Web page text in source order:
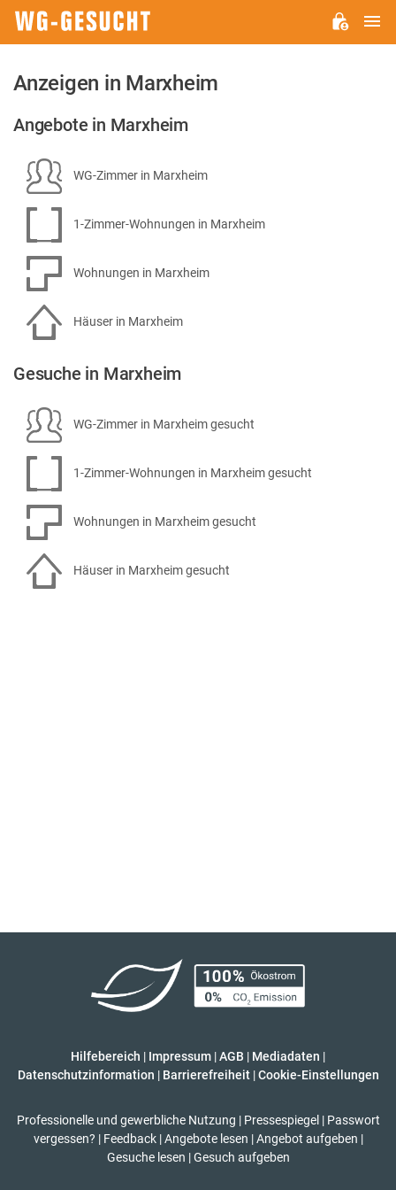
Anzeigen in Marxheim
Angebote in Marxheim
WG-Zimmer in Marxheim
1-Zimmer-Wohnungen in Marxheim
Wohnungen in Marxheim
Häuser in Marxheim
Gesuche in Marxheim
WG-Zimmer in Marxheim gesucht
1-Zimmer-Wohnungen in Marxheim gesucht
Wohnungen in Marxheim gesucht
Häuser in Marxheim gesucht
Hilfebereich | Impressum |AGB | Mediadaten |
Datenschutzinformation | Barrierefreiheit | Cookie-Einstellungen
Professionelle und gewerbliche Nutzung | Pressespiegel | Passwort
vergessen? | Feedback | Angebote lesen | Angebot aufgeben |
Gesuche lesen | Gesuch aufgeben